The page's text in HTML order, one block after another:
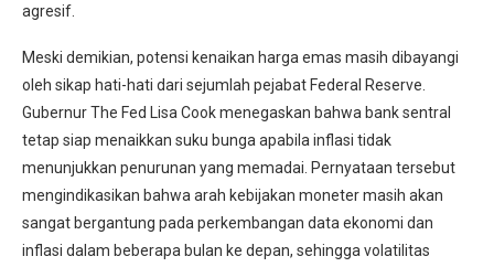
agresif.
Meski demikian, potensi kenaikan harga emas masih dibayangi
oleh sikap hati-hati dari sejumlah pejabat Federal Reserve.
Gubernur The Fed Lisa Cook menegaskan bahwa bank sentral
tetap siap menaikkan suku bunga apabila inflasi tidak
menunjukkan penurunan yang memadai. Pernyataan tersebut
mengindikasikan bahwa arah kebijakan moneter masih akan
sangat bergantung pada perkembangan data ekonomi dan
inflasi dalam beberapa bulan ke depan, sehingga volatilitas